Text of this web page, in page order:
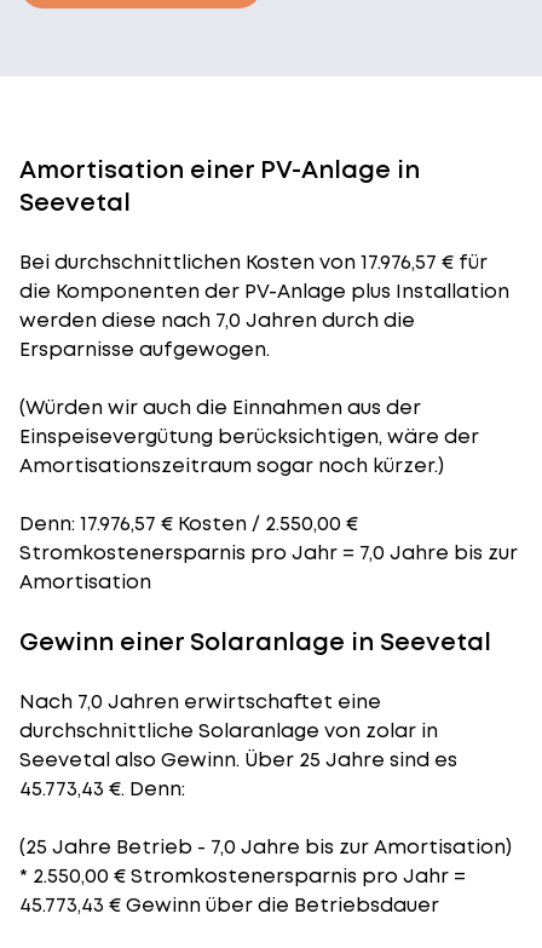
Amortisation einer PV-Anlage in
Seevetal
Bei durchschnittlichen Kostenvon 17.976,57 € für
die Komponenten der PV-Anlage plus Installation
werden diese nach 7,0 Jahren durch die
Ersparnisse aufgewogen.
(Würden wir auch die Einnahmen aus der
Einspeisevergütung berücksichtigen, wäre der
Amortisationszeitraumsogar noch kürzer.)
Denn: 17.976,57 € Kosten / 2.550,00 €
Stromkostenersparnis pro Jahr = 7,0 Jahre bis zur
Amortisation
Gewinn einer Solaranlage in Seevetal
Nach 7,0 Jahren erwirtschaftet eine
durchschnittliche Solaranlage von zolar in
Seevetal also Gewinn. Über 25 Jahre sind es
45.773,43 €. Denn:
(25 Jahre Betrieb - 7,0 Jahre bis zur Amortisation)
* 2.550,00 € Stromkostenersparnis pro Jahr =
45.773,43 € Gewinn über die Betriebsdauer